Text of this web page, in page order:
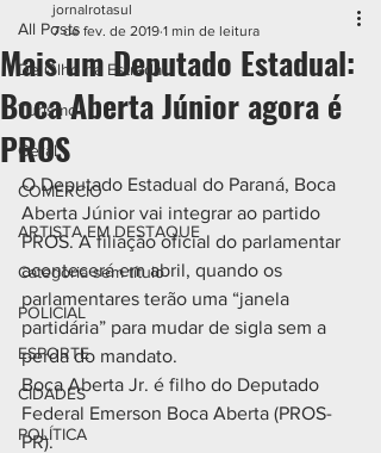
All Posts
De Olho na Estrada
Turismo
Geral
COMÉRCIO
ARTISTA EM DESTAQUE
Categoria sem título
POLICIAL
ESPORTE
CIDADES
POLÍTICA
Mais um Deputado Estadual:
Boca Aberta Júnior agora é
PROS
jornalrotasul
7 de fev. de 2019 1 min de leitura
O Deputado Estadual do Paraná, Boca
Aberta Júnior vai integrar ao partido
PROS. A filiação oficial do parlamentar
acontecerá em abril, quando os
parlamentares terão uma “janela
partidária” para mudar de sigla sem a
perda do mandato.
Boca Aberta Jr. é filho do Deputado
Federal Emerson Boca Aberta (PROS-
PR).